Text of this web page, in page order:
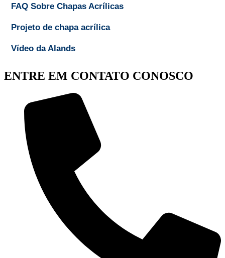
FAQ Sobre Chapas Acrílicas
Projeto de chapa acrílica
Vídeo da Alands
ENTRE EM CONTATO CONOSCO